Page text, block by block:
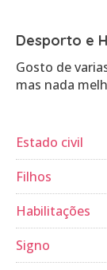
Desporto e
Gosto de
mas nada
Estado civil
Filhos
Habilitações
Signo